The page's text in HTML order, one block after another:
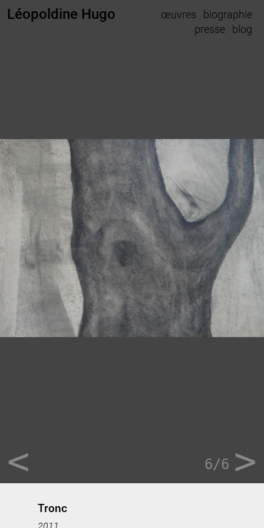
Léopoldine Hugo œuvres
biographie
presse
blog
< 6/6 >
Tronc